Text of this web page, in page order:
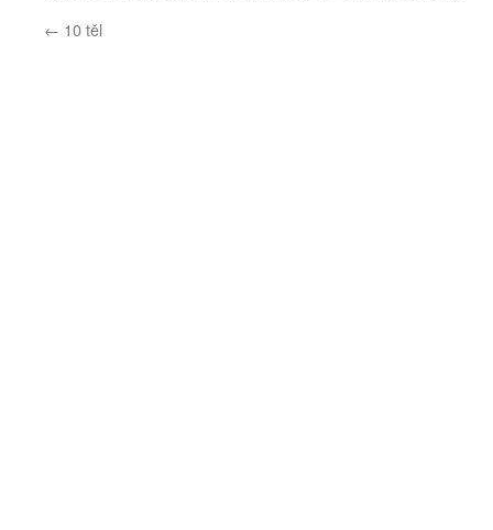
← 10 těl